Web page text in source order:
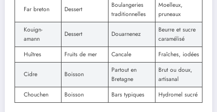
Far breton Dessert
Boulangeries
traditionnelles
Moelleux,
pruneaux
Kouign-
amann
Dessert Douarnenez
Beurre et sucre
caramélisé
Huîtres
Fruits de mer Cancale Fraîches, iodées
Cidre Boisson
Partout en
Bretagne
Brut ou doux,
artisanal
Chouchen
Boisson Bars typiques Hydromel sucré